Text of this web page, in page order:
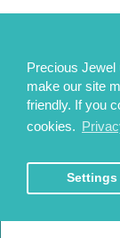
Precious
make our site
friendly. If you
cookies.
Settings
Kategorien
HOME SPEZIELLE